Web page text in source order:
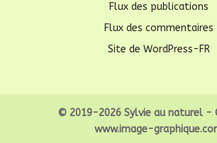
Flux des publications
Flux des commentaires
Site de WordPress-FR
© 2019-2026 Sylvie au naturel -
www.image-